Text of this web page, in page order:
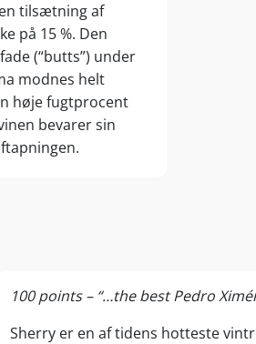
tilsætning af
på 15 %. Den
(“butts”) under
modnes helt
høje fugtprocent
bevarer sin
100 points – “…the best Pedro
Sherry er en af tidens hotteste